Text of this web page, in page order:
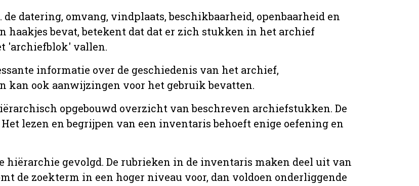
datering, omvang, vindplaats, beschikbaarheid, openbaarheid en
haakjes bevat, betekent dat dat er zich stukken in het archief
'archiefblok' vallen.
informatie over de geschiedenis van het archief,
kan ook aanwijzingen voor het gebruik bevatten.
opgebouwd overzicht van beschreven archiefstukken. De
lezen en begrijpen van een inventaris behoeft enige oefening en
hiërarchie gevolgd. De rubrieken in de inventaris maken deel uit van
de zoekterm in een hoger niveau voor, dan voldoen onderliggende